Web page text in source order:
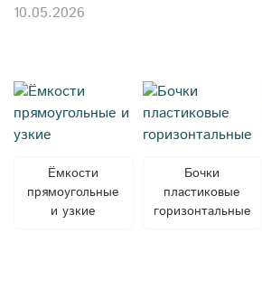
Ёмкости
прямоугольные
и узкие
Бочки
пластиковые
горизонтальные
10.05.2026